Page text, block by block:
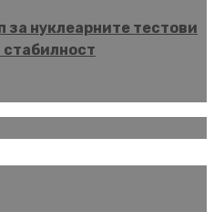
за нуклеарните тестови
стабилност